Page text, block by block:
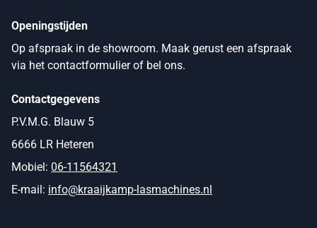
Openingstijden
Op afspraak in de showroom. Maak gerust een afspraak
via het contactformulier of bel ons.
Contactgegevens
P.V.M.G. Blauw 5
6666 LR Heteren
Mobiel: 06-11564321
E-mail: info@kraaijkamp-lasmachines.nl